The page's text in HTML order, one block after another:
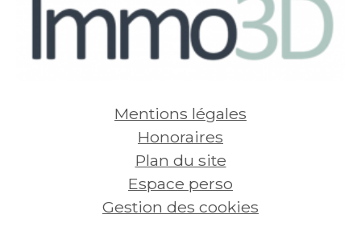
Mentions légales
Honoraires
Plan du site
Espace perso
Gestion des cookies